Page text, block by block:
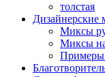
толстая
Дизайнерские
Миксы
Миксы
Примеры